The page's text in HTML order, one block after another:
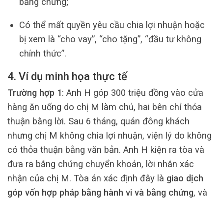
Có thể mất quyền yêu cầu chia lợi nhuận hoặc
bị xem là “cho vay”, “cho tặng”, “đầu tư không
chính thức”.
4. Ví dụ minh họa thực tế
Trường hợp 1: Anh H góp 300 triệu đồng vào cửa
hàng ăn uống do chị M làm chủ, hai bên chỉ thỏa
thuận bằng lời. Sau 6 tháng, quán đông khách
nhưng chị M không chia lợi nhuận, viện lý do không
có thỏa thuận bằng văn bản. Anh H kiện ra tòa và
đưa ra bằng chứng chuyển khoản, lời nhắn xác
nhận của chị M. Tòa án xác định đây là giao dịch
góp vốn hợp pháp bằng hành vi và bằng chứng, và